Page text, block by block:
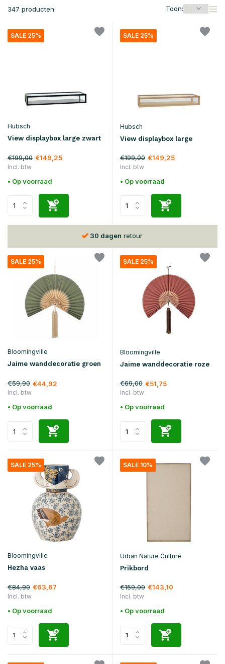
347 producten Toon:
SALE 25%
Hubsch
View displaybox large zwart
€199,00 €149,25
Incl. btw
• Op voorraad
SALE 25%
Hubsch
View displaybox large
€199,00 €149,25
Incl. btw
• Op voorraad
15:00besteld, volgende dag in huis*
SALE 25%
Bloomingville
Jaime wanddecoratie groen
€59,90 €44,92
Incl. btw
• Op voorraad
SALE 25%
Bloomingville
Jaime wanddecoratie roze
€69,00 €51,75
Incl. btw
• Op voorraad
SALE 25%
Bloomingville
Hezha vaas
€84,90 €63,67
Incl. btw
• Op voorraad
SALE 10%
Urban Nature Culture
Prikbord
€159,00 €143,10
Incl. btw
• Op voorraad